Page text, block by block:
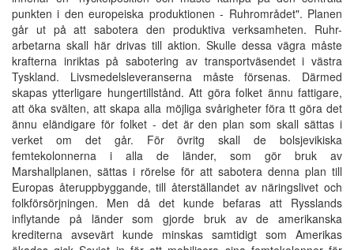
punkten i den europeiska produktionen - Ruhrområdet". Planen
går ut på att sabotera den produktiva verksamheten. Ruhr-
arbetarna skall här drivas till aktion. Skulle dessa vägra måste
krafterna inriktas på sabotering av transportväsendet i västra
Tyskland. Livsmedelsleveranserna måste försenas. Därmed
skapas ytterligare hungertillstånd. Att göra folket ännu fattigare,
att öka svälten, att skapa alla möjliga svårigheter föra tt göra det
ännu eländigare för folket - det är den plan som skall sättas i
verket om det går. För övritg skall de bolsjevikiska
femtekolonnerna i alla de länder, som gör bruk av
Marshallplanen, sättas i rörelse för att sabotera denna plan till
Europas återuppbyggande, till återställandet av näringslivet och
folkförsörjningen. Men då det kunde befaras att Rysslands
inflytande på länder som gjorde bruk av de amerikanska
krediterna avsevärt kunde minskas samtidigt som Amerikas